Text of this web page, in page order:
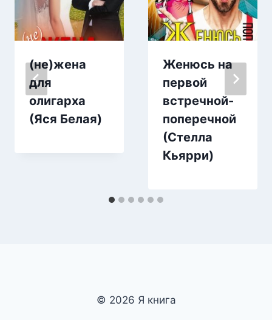
(не)жена
для
олигарха
(Яся Белая)
Женюсь на
первой
встречной-
поперечной
(Стелла
Кьярри)
© 2026 Я книга